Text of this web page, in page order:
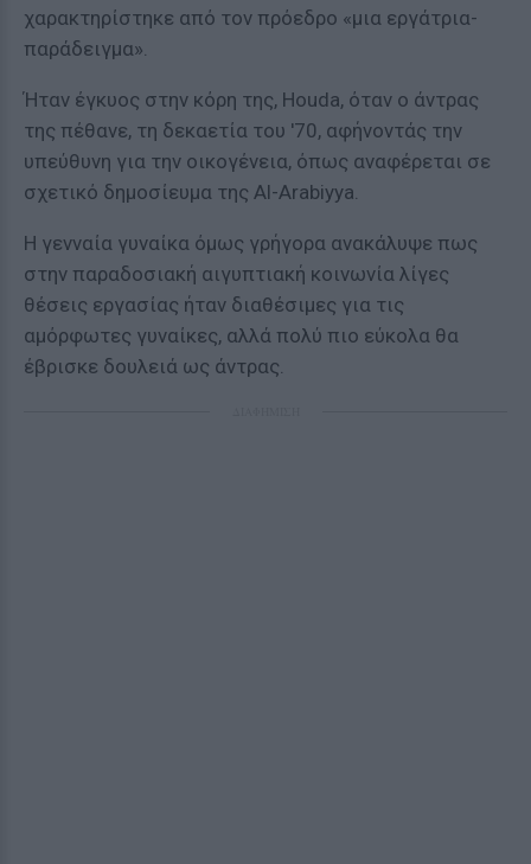
χαρακτηρίστηκε από τον πρόεδρο «μια εργάτρια-
παράδειγμα».
Ήταν έγκυος στην κόρη της, Houda, όταν ο άντρας
της πέθανε, τη δεκαετία του '70, αφήνοντάς την
υπεύθυνη για την οικογένεια, όπως αναφέρεται σε
σχετικό δημοσίευμα της Al-Arabiyya.
Η γενναία γυναίκα όμως γρήγορα ανακάλυψε πως
στην παραδοσιακή αιγυπτιακή κοινωνία λίγες
θέσεις εργασίας ήταν διαθέσιμες για τις
αμόρφωτες γυναίκες, αλλά πολύ πιο εύκολα θα
έβρισκε δουλειά ως άντρας.